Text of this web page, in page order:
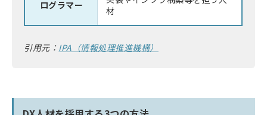
ログラマー
材
引用元： IPA（情報処理推進機構）